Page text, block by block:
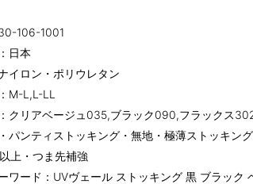
106-1001
日本
イロン・ポリウレタン
M-L,L-LL
クリアベージュ035,ブラック090,フラックス
パンティストッキング・無地・極薄ストッキン
上・つま先補強
ワード：UVヴェール ストッキング 黒 ブラック